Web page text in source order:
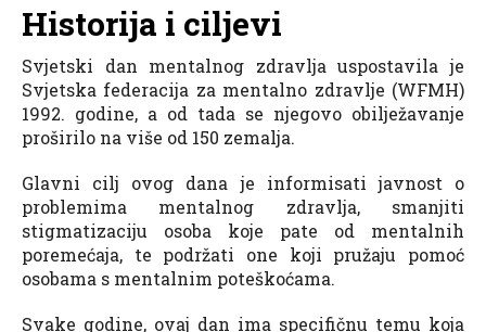
Historija i ciljevi
Svjetski dan mentalnog zdravlja uspostavila je
Svjetska federacija za mentalno zdravlje (WFMH)
1992. godine, a od tada se njegovo obilježavanje
proširilo na više od 150 zemalja.
Glavni cilj ovog dana je informisati javnost o
problemima mentalnog zdravlja, smanjiti
stigmatizaciju osoba koje pate od mentalnih
poremećaja, te podržati one koji pružaju pomoć
osobama s mentalnim poteškoćama.
Svake godine, ovaj dan ima specifičnu temu koja